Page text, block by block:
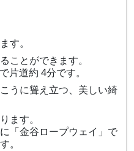
す。
ことができます。
道約 4分です。
うに聳え立つ、美しい綺
ます。
「金谷ロープウェイ」で
。